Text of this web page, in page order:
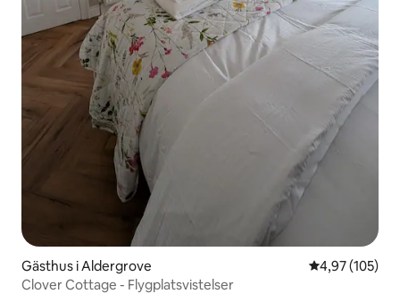
Gästhus i Aldergrove 4,97 av 5 i
4,97 (105)
Clover Cottage - Flygplatsvistelser